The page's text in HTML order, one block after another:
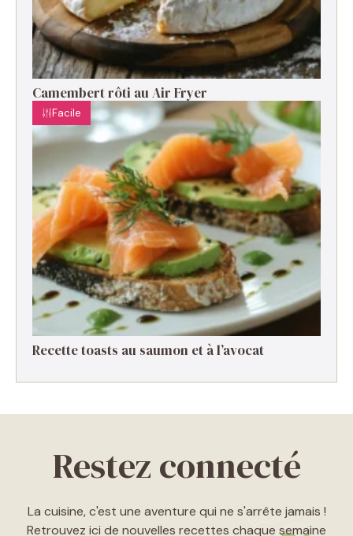
Camembert rôti au Air Fryer
Facile
Recette toasts au saumon et à l’avocat
Restez connecté
La cuisine, c'est une aventure qui ne s'arrête jamais !
Retrouvez ici de nouvelles recettes chaque semaine